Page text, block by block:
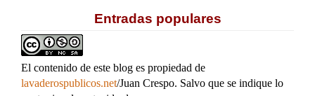
Entradas populares
El contenido de este blog es propiedad de
lavaderospublicos.net/Juan Crespo. Salvo que se indique lo